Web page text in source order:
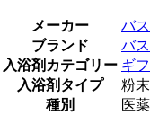
メーカー
バ
ブランド
バ
入浴剤カテゴリー ギ
入浴剤タイプ
粉
種別
医